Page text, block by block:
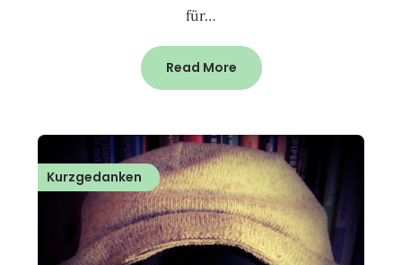
für…
Read More
Kurzgedanken